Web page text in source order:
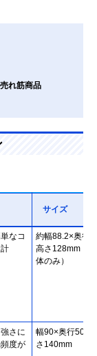
れ筋商品
サイズ
なコ
約幅88.2×奥行
高さ128mm （
体のみ）
さに
度が
幅90×奥行50×高
さ140mm